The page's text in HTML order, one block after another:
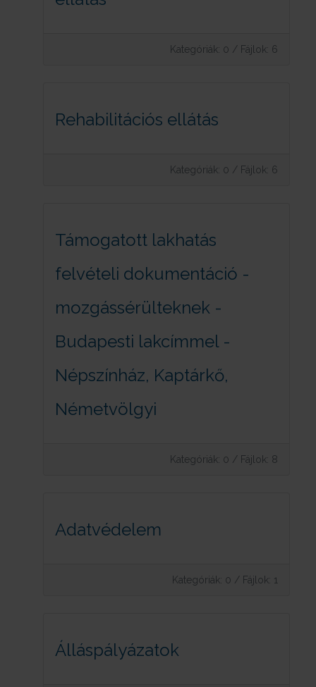
Kategóriák: 0 / Fájlok: 6
Rehabilitációs ellátás
Kategóriák: 0 / Fájlok: 6
Támogatott lakhatás
felvételi dokumentáció -
mozgássérülteknek -
Budapesti lakcímmel -
Népszínház, Kaptárkő,
Németvölgyi
Kategóriák: 0 / Fájlok: 8
Adatvédelem
Kategóriák: 0 / Fájlok: 1
Álláspályázatok